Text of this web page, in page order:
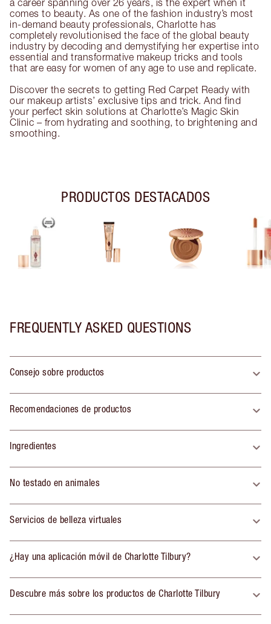
a career spanning over 26 years, is the expert when it
comes to beauty. As one of the fashion industry’s most
in-demand beauty professionals, Charlotte has
completely revolutionised the face of the global beauty
industry by decoding and demystifying her expertise into
essential and transformative makeup tricks and tools
that are easy for women of any age to use and replicate.
Discover the secrets to getting Red Carpet Ready with
our makeup artists’ exclusive tips and trick. And find
your perfect skin solutions at Charlotte’s Magic Skin
Clinic – from hydrating and soothing, to brightening and
smoothing.
PRODUCTOS DESTACADOS
FREQUENTLY ASKED QUESTIONS
Consejo sobre productos
Recomendaciones de productos
Ingredientes
No testado en animales
Servicios de belleza virtuales
¿Hay una aplicación móvil de Charlotte Tilbury?
Descubre más sobre los productos de Charlotte Tilbury